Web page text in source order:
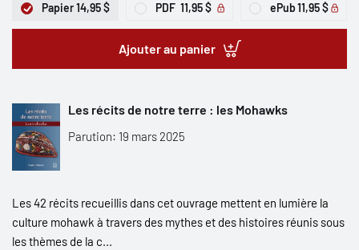
Papier14,95 $ PDF 11,95 $ ePub11,95 $
Ajouter au panier
Les récits de notre terre : les Mohawks
Parution: 19 mars 2025
Les 42 récits recueillis dans cet ouvrage mettent en lumière la
culture mohawk à travers des mythes et des histoires réunis sous
les thèmes de la c...